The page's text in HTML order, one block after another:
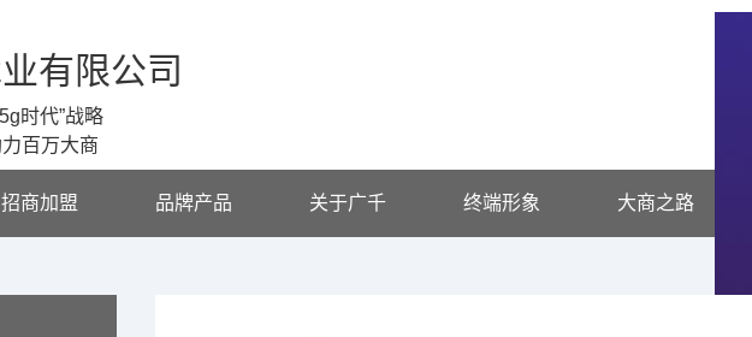
有限公司
时代”战略
百万大商
招商加盟 品牌产品 关于广千 终端形象 大商之路